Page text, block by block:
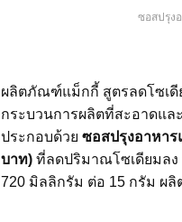
ซอสปรุง
ผลิตภัณฑ์แม็กกี้ สูตรลดโซเ
กระบวนการผลิตที่สะอาดแ
ประกอบด้วย ซอสปรุงอาหาร
บาท) ที่ลดปริมาณโซเดียมลง
720 มิลลิกรัม ต่อ 15 กรัม ผ